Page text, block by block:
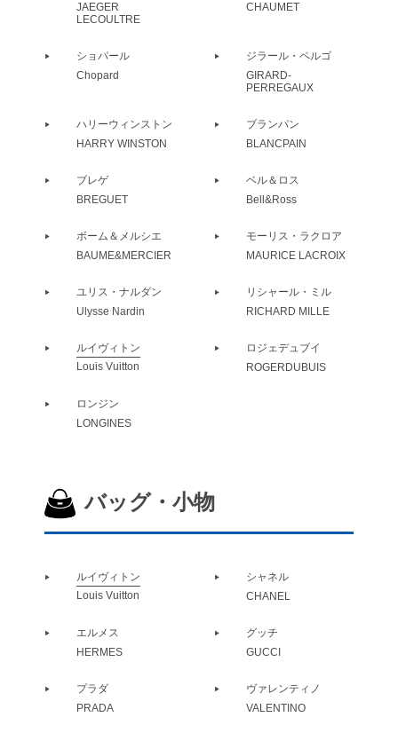
JAEGER
LECOULTRE
CHAUMET
ショパール
Chopard
ジラール・ペルゴ
GIRARD-
PERREGAUX
ハリーウィンストン
HARRY WINSTON
ブランパン
BLANCPAIN
ブレゲ
BREGUET
ベル＆ロス
Bell&Ross
ボーム＆メルシエ
BAUME&MERCIER
モーリス・ラクロア
MAURICE LACROIX
ユリス・ナルダン
Ulysse Nardin
リシャール・ミル
RICHARD MILLE
ルイヴィトン
Louis Vuitton
ロジェデュブイ
ROGERDUBUIS
ロンジン
LONGINES
バッグ・小物
ルイヴィトン
Louis Vuitton
シャネル
CHANEL
エルメス
HERMES
グッチ
GUCCI
プラダ
PRADA
ヴァレンティノ
VALENTINO